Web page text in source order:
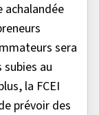
achalandée
sera
au
la FCEI
prévoir des